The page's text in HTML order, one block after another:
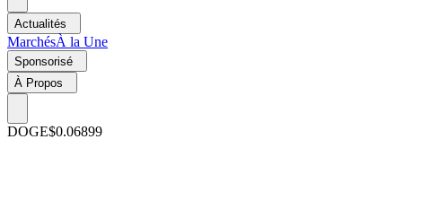
Actualités
MarchésÀ la Une
Sponsorisé
À Propos
DOGE$0.06899